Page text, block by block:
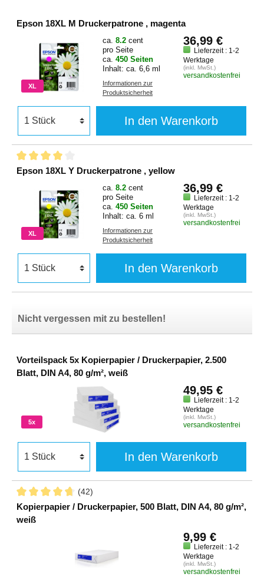
Epson 18XL M Druckerpatrone , magenta
XL
ca. 8.2 cent
pro Seite
ca. 450 Seiten
Inhalt: ca. 6,6 ml
Informationen zur
Produktsicherheit
36,99 €
Lieferzeit : 1-2
Werktage
(inkl. MwSt.)
versandkostenfrei
In den Warenkorb
Epson 18XL Y Druckerpatrone , yellow
XL
ca. 8.2 cent
pro Seite
ca. 450 Seiten
Inhalt: ca. 6 ml
Informationen zur
Produktsicherheit
36,99 €
Lieferzeit : 1-2
Werktage
(inkl. MwSt.)
versandkostenfrei
In den Warenkorb
Nicht vergessen mit zu bestellen!
Vorteilspack 5x Kopierpapier / Druckerpapier, 2.500
Blatt, DIN A4, 80 g/m², weiß
5x
49,95 €
Lieferzeit : 1-2
Werktage
(inkl. MwSt.)
versandkostenfrei
In den Warenkorb
(42)
Kopierpapier / Druckerpapier, 500 Blatt, DIN A4, 80 g/m²,
weiß
9,99 €
Lieferzeit : 1-2
Werktage
(inkl. MwSt.)
versandkostenfrei